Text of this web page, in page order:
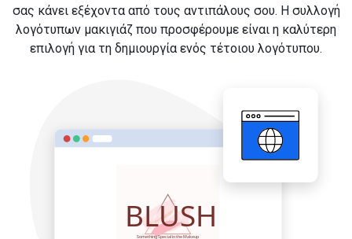
σας κάνει εξέχοντα από τους αντιπάλους σου. Η συλλογή
λογότυπων μακιγιάζ που προσφέρουμε είναι η καλύτερη
επιλογή για τη δημιουργία ενός τέτοιου λογότυπου.